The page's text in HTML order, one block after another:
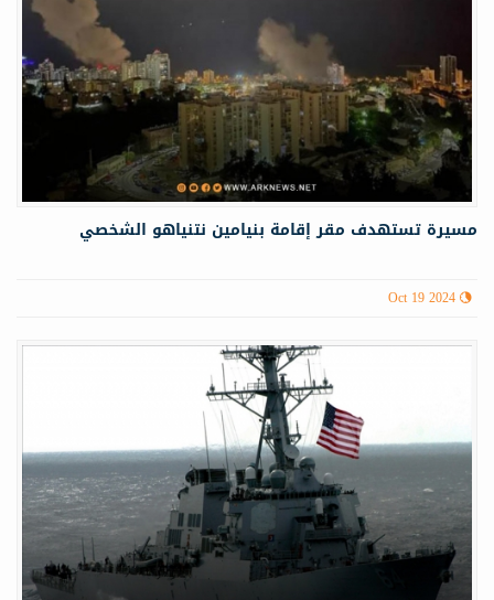
مسيرة تستهدف مقر إقامة بنيامين نتنياهو الشخصي
Oct 19 2024